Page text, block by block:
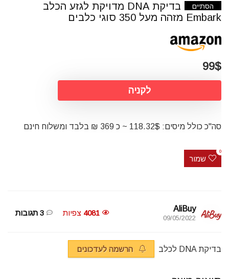
הסתיים
בדיקת DNA מדויקת לגזע הכלב
Embark מזהה מעל 350 סוגי כלבים
99$
לקניה
סה"כ כולל מיסים: 118.32$ ~ כ 369 ₪ בלבד ומשלוח חינם
שמור
0
AliBuy
09/05/2022
4081 צפיות 3 תגובות
בדיקת DNA לכלב הרשמה לעדכונים